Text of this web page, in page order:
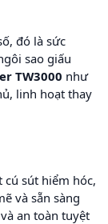
đó là sức
sao giấu
TW3000 như
linh hoạt thay
sút hiểm hóc,
và sẵn sàng
an toàn tuyệt